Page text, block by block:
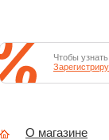
Чтобы
О магазине